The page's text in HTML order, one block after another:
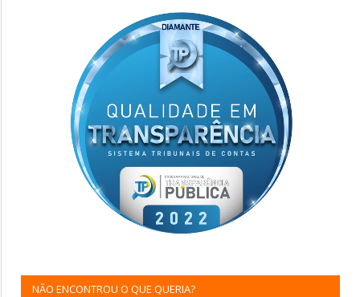
NÃO ENCONTROU O QUE QUERIA?